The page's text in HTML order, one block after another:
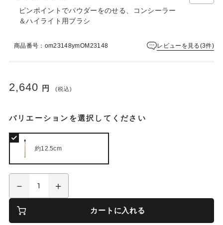
ピンポイントでパウダーをのせる、コンシーラー
＆ハイライト用ブラシ
商品番号：om23148ymOM23148 レビューを見る(3件)
2,640 円 (税込)
バリエーションを選択してください
約12.5cm
カートに入れる